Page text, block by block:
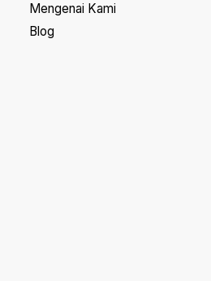
Mengenai Kami
Blog